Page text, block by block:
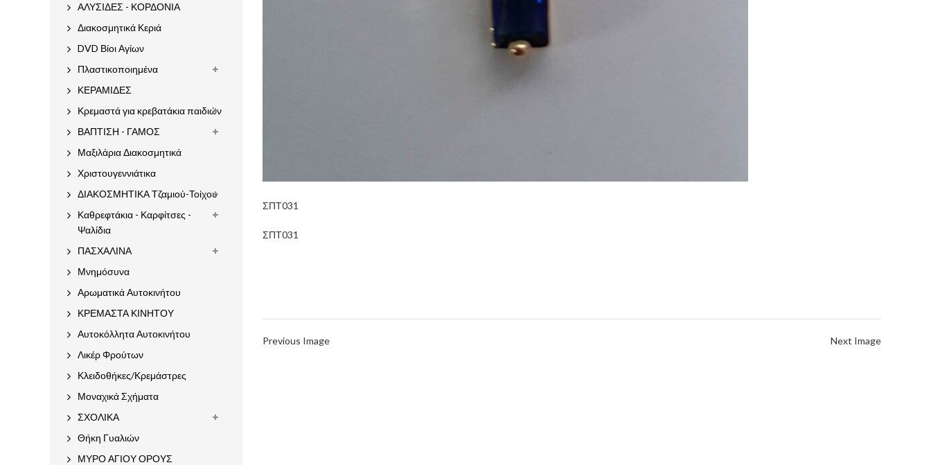
ΣΠΤ031
ΣΠΤ031
Previous Image Next Image
ΑΛΥΣΙΔΕΣ - ΚΟΡΔΟΝΙΑ
Διακοσμητικά Κεριά
DVD Βίοι Αγίων
Πλαστικοποιημένα
ΚΕΡΑΜΙΔΕΣ
Κρεμαστά για κρεβατάκια παιδιών
ΒΑΠΤΙΣΗ - ΓΑΜΟΣ
Μαξιλάρια Διακοσμητικά
Χριστουγεννιάτικα
ΔΙΑΚΟΣΜΗΤΙΚΑ Τζαμιού-Τοίχου
Καθρεφτάκια - Καρφίτσες -
Ψαλίδια
ΠΑΣΧΑΛΙΝΑ
Μνημόσυνα
Αρωματικά Αυτοκινήτου
ΚΡΕΜΑΣΤΑ ΚΙΝΗΤΟΥ
Αυτοκόλλητα Αυτοκινήτου
Λικέρ Φρούτων
Κλειδοθήκες/Κρεμάστρες
Μοναχικά Σχήματα
ΣΧΟΛΙΚΑ
Θήκη Γυαλιών
ΜΥΡΟ ΑΓΙΟΥ ΟΡΟΥΣ